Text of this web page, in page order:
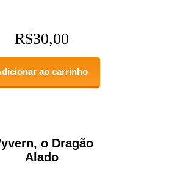
R$30,00
ao carrinho
o Dragão
Alado